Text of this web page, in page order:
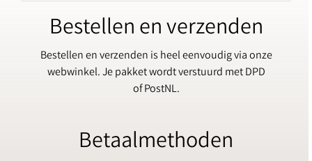
Bestellen en verzenden
Bestellen en verzenden is heel eenvoudig via onze
webwinkel. Je pakket wordt verstuurd met DPD
of PostNL.
Betaalmethoden